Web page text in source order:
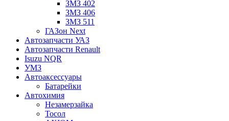
ЗМЗ 402
ЗМЗ 406
ЗМЗ 511
ГАЗон Next
Автозапчасти УАЗ
Автозапчасти Renault
Isuzu NQR
УМЗ
Автоаксессуары
Батарейки
Автохимия
Незамерзайка
Тосол